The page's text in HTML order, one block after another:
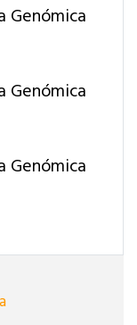
Genómica
Genómica
Genómica